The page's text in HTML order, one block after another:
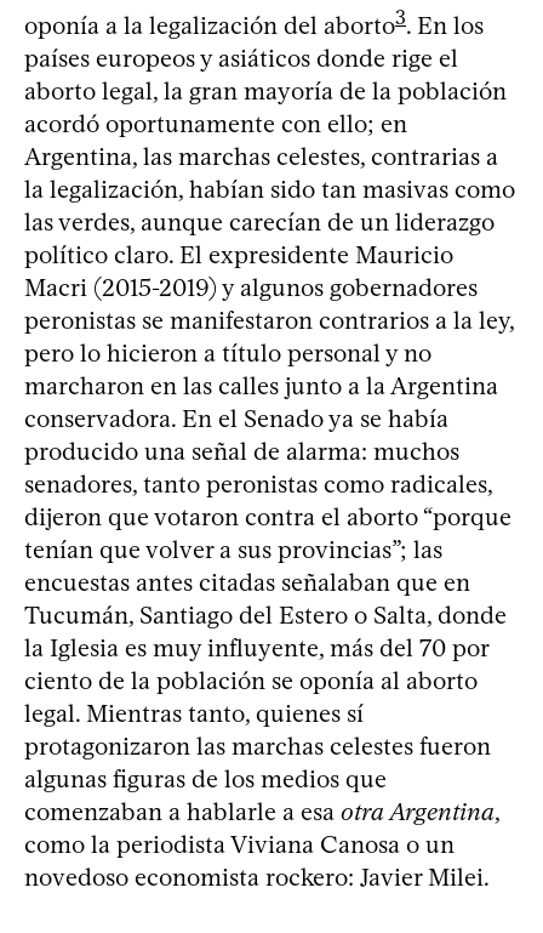
oponía a la legalización del aborto3. En los
países europeos y asiáticos donde rige el
aborto legal, la gran mayoría de la población
acordó oportunamente con ello; en
Argentina, las marchas celestes, contrarias a
la legalización, habían sido tan masivas como
las verdes, aunque carecían de un liderazgo
político claro. El expresidente Mauricio
Macri (2015-2019) y algunos gobernadores
peronistas se manifestaron contrarios a la ley,
pero lo hicieron a título personal y no
marcharon en las calles junto a la Argentina
conservadora. En el Senado ya se había
producido una señal de alarma: muchos
senadores, tanto peronistas como radicales,
dijeron que votaron contra el aborto “porque
tenían que volver a sus provincias”; las
encuestas antes citadas señalaban que en
Tucumán, Santiago del Estero o Salta, donde
la Iglesia es muy influyente, más del 70 por
ciento de la población se oponía al aborto
legal. Mientras tanto, quienes sí
protagonizaron las marchas celestes fueron
algunas figuras de los medios que
comenzaban a hablarle a esa otra Argentina,
como la periodista Viviana Canosa o un
novedoso economista rockero: Javier Milei.